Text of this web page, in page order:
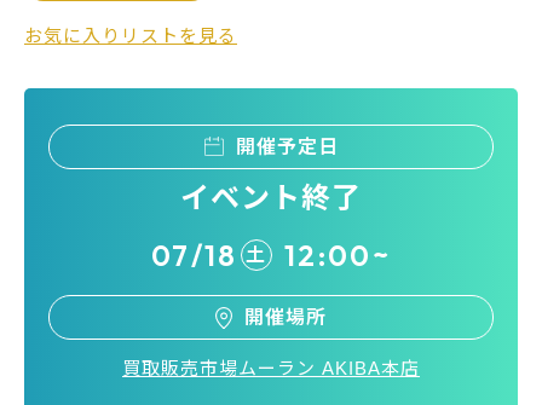
お気に入りリストを見る
開催予定日
イベント終了
07/18 土 12:00~
開催場所
買取販売市場ムーラン AKIBA本店